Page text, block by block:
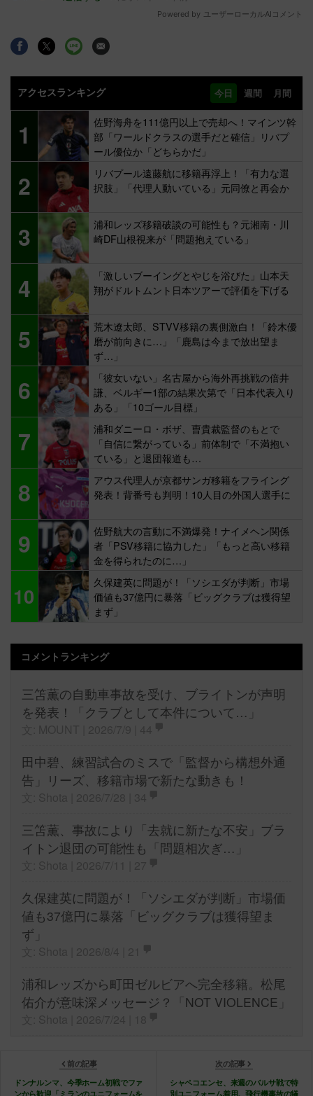
アクセスランキング 今日 週間 月間
1
佐野海舟を111億円以上で売却へ！マインツ幹
部「ワールドクラスの選手だと確信」リバプ
ール優位か「どちらかだ」
2
リバプール遠藤航に移籍再浮上！「有力な選
択肢」「代理人動いている」元同僚と再会か
3
浦和レッズ移籍破談の可能性も？元湘南・川
崎DF山根視来が「問題抱えている」
4
「激しいブーイングとやじを浴びた」山本天
翔がドルトムント日本ツアーで評価を下げる
5
荒木遼太郎、STVV移籍の裏側激白！「鈴木優
磨が前向きに…」「鹿島は今まで放出望ま
ず…」
6
「彼女いない」名古屋から海外再挑戦の倍井
謙、ベルギー1部の結果次第で「日本代表入り
ある」「10ゴール目標」
7
浦和ダニーロ・ボザ、曺貴裁監督のもとで
「自信に繋がっている」前体制で「不満抱い
ている」と退団報道も…
8
アウス代理人が京都サンガ移籍をフライング
発表！背番号も判明！10人目の外国人選手に
9
佐野航大の言動に不満爆発！ナイメヘン関係
者「PSV移籍に協力した」「もっと高い移籍
金を得られたのに…」
10
久保建英に問題が！「ソシエダが判断」市場
価値も37億円に暴落「ビッグクラブは獲得望
まず」
コメントランキング
三笘薫の自動車事故を受け、ブライトンが声明
を発表！「クラブとして本件について…」
田中碧、練習試合のミスで「監督から構想外通
告」リーズ、移籍市場で新たな動きも！
三笘薫、事故により「去就に新たな不安」ブラ
イトン退団の可能性も「問題相次ぎ…」
久保建英に問題が！「ソシエダが判断」市場価
値も37億円に暴落「ビッグクラブは獲得望ま
ず」
浦和レッズから町田ゼルビアへ完全移籍。松尾
佑介が意味深メッセージ？「NOT VIOLENCE」
前の記事
ドンナルンマ、今季ホーム初戦でファ
ンから歓迎「ミランのユニフォームを
次の記事
シャペコエンセ、来週のバルサ戦で特
別ユニフォーム着用。飛行機事故の犠